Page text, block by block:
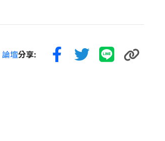
論壇分享: